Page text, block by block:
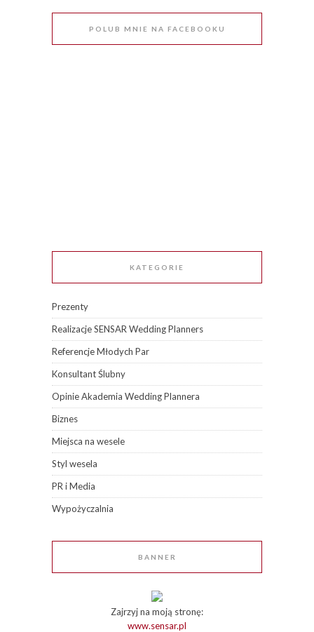
POLUB MNIE NA FACEBOOKU
KATEGORIE
Prezenty
Realizacje SENSAR Wedding Planners
Referencje Młodych Par
Konsultant Ślubny
Opinie Akademia Wedding Plannera
Biznes
Miejsca na wesele
Styl wesela
PR i Media
Wypożyczalnia
BANNER
Zajrzyj na moją stronę:
www.sensar.pl